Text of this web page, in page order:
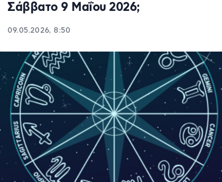
Σάββατο 9 Μαΐου 2026;
09.05.2026, 8:50